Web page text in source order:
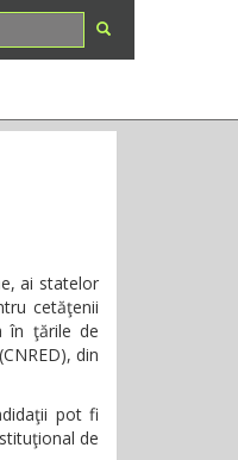
ai statelor
cetăţenii
în ţările de
din
pot fi
de